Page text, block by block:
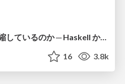
アルゴリズムは何を圧縮しているのか ─ Haskell から育った「圧縮代数」というメンタルモデル
16 3.8k